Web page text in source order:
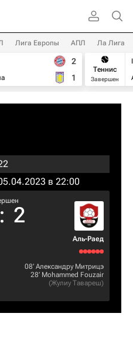
Лига Европы АПЛ Ла Лига
2
1
Теннис
Завершен
в 22:00
: 2
Аль-Раед
08‎’‎ Александру Митрицэ
28‎’‎ Mohammed Fouzair
(Жулиу Тавареш)